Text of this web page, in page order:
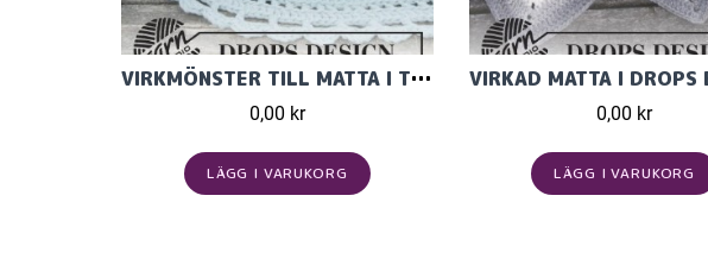
VIRKMÖNSTER TILL MATTA I TRE TRÅDAR DROPS ESKIMO
0,00 kr
LÄGG I VARUKORG
0,00 kr
LÄGG I VARUKORG